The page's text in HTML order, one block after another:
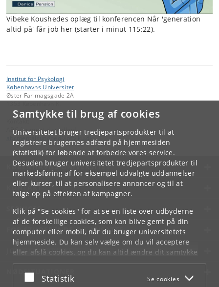
Samtykke til brug af cookies
Universitetet bruger tredjepartsprodukter til at
registrere brugernes adfærd på hjemmesiden
(statistik) for løbende at forbedre vores service.
Desuden bruger universitetet tredjepartsprodukter til
markedsføring af for eksempel udvalgte uddannelser
eller kurser, til at personalisere annoncer og til at
følge op på effekten af kampagner.
Klik på "Se cookies" for at se en liste over udbyderne
af de forskellige cookies, som kan blive gemt på din
computer eller mobil, når du bruger universitetets
hjemmeside. Du kan selv vælge om du vil acceptere
eller afslå cookies, og du kan altid ændre dit samtykke
underCookie- og privatlivspolitiksom du finder i
bunden af hver side.
Acceptér eller afslå
Statistik Se cookies
Vibeke Koushedes oplæg til konferencen Når 'generation
altid på' får job her (starter i minut 115:22).
Institut for Psykologi
Københavns Universitet
Øster Farimagsgade 2A
ABC for mental sundhed
psy
KØBENHAVNS UNIVERSITET
KONTAKT
SERVICES
FOR STUDERENDE OG ANSATTE
JOB OG KARRIERE
NØDSITUATIONER